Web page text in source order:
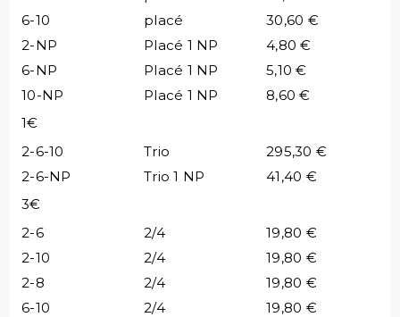
6-10
placé
30,60 €
2-NP
Placé 1 NP
4,80 €
6-NP
Placé 1 NP
5,10 €
10-NP
Placé 1 NP
8,60 €
1€
2-6-10
Trio
295,30 €
2-6-NP
Trio 1 NP
41,40 €
3€
2-6
2/4
19,80 €
2-10
2/4
19,80 €
2-8
2/4
19,80 €
6-10
2/4
19,80 €